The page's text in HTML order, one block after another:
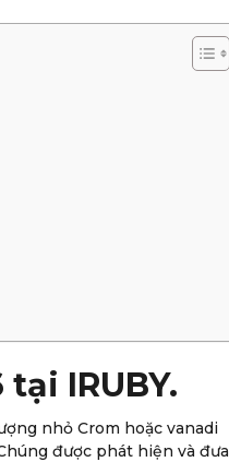
IRUBY.
nhỏ Crom hoặc vanadi
được phát hiện và đưa